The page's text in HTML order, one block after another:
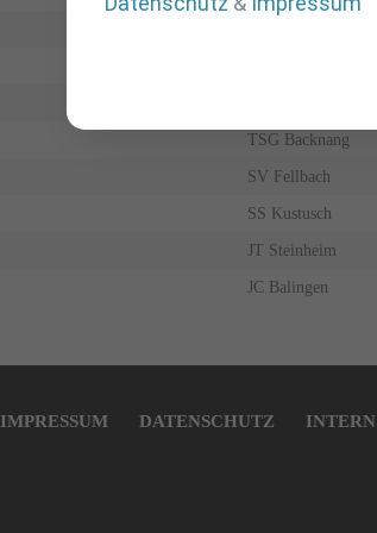
TSG Backnang
SV Fellbach
SS Kustusch
JT Steinheim
JC Balingen
IMPRESSUM DATENSCHUTZ INTERN